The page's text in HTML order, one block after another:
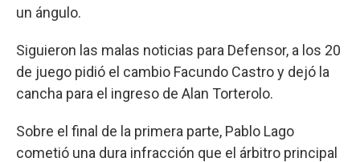
un ángulo.
Siguieron las malas noticias para Defensor, a los 20
de juego pidió el cambio Facundo Castro y dejó la
cancha para el ingreso de Alan Torterolo.
Sobre el final de la primera parte, Pablo Lago
cometió una dura infracción que el árbitro principal